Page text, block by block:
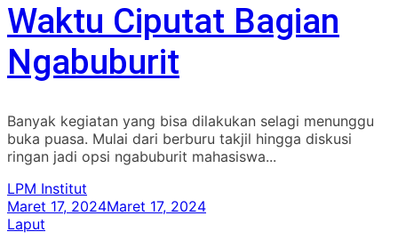
Waktu Ciputat Bagian
Ngabuburit
Banyak kegiatan yang bisa dilakukan selagi menunggu
buka puasa. Mulai dari berburu takjil hingga diskusi
ringan jadi opsi ngabuburit mahasiswa...
LPM Institut
Maret 17, 2024Maret 17, 2024
Laput